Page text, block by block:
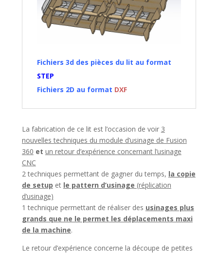
Fichiers 3d des pièces du lit au format
STEP
Fichiers 2D au format DXF
La fabrication de ce lit est l’occasion de voir 3
nouvelles techniques du module d’usinage de Fusion
360 et un retour d’expérience concernant l’usinage
CNC
2 techniques permettant de gagner du temps, la copie
de setup et le pattern d’usinage (réplication
d’usinage)
1 technique permettant de réaliser des usinages plus
grands que ne le permet les déplacements maxi
de la machine.
Le retour d’expérience concerne la découpe de petites